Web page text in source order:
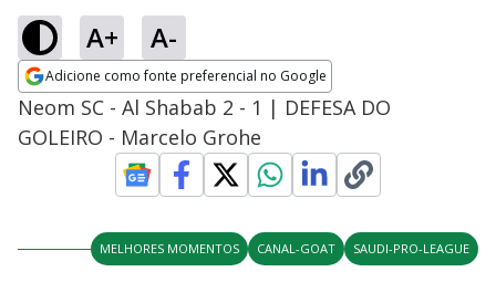
A+ A-
Adicione como fonte preferencial no Google
Opens in new window
Neom SC - Al Shabab 2 - 1 | DEFESA DO
GOLEIRO - Marcelo Grohe
MELHORES MOMENTOS CANAL-GOAT SAUDI-PRO-LEAGUE